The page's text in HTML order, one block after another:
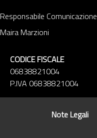
Responsabile Comunicazione
Maira Marzioni
CODICE FISCALE
06838821004
P.IVA 06838821004
Note Legali